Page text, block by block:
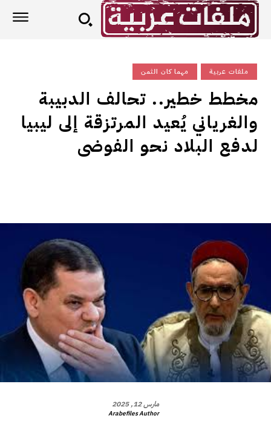
ملفات عربية مهما كان الثمن
مخطط خطير.. تحالف الدبيبة
والغرياني يُعيد المرتزقة إلى ليبيا
لدفع البلاد نحو الفوضى
مارس 12, 2025
Arabefiles Author